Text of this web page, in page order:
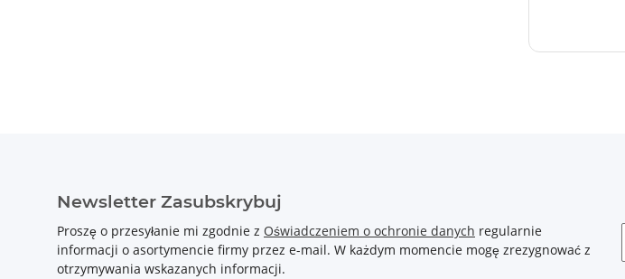
Newsletter Zasubskrybuj
Proszę o przesyłanie mi zgodnie z Oświadczeniem o ochronie danych regularnie
informacji o asortymencie firmy przez e-mail. W każdym momencie mogę zrezygnować z
otrzymywania wskazanych informacji.